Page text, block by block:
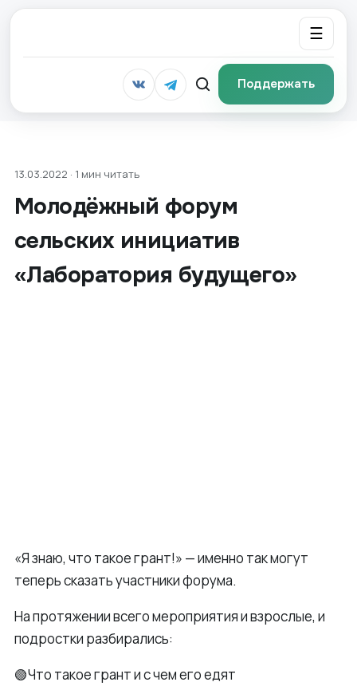
☰
Поддержать
13.03.2022 · 1 мин читать
Молодёжный форум
сельских инициатив
«Лаборатория будущего»
«Я знаю, что такое грант!» — именно так могут
теперь сказать участники форума.
На протяжении всего мероприятия и взрослые, и
подростки разбирались:
🟢Что такое грант и с чем его едят